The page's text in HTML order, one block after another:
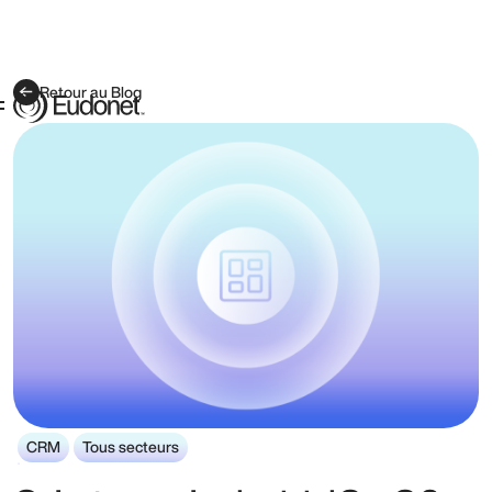
Retour au Blog
CRM Tous secteurs